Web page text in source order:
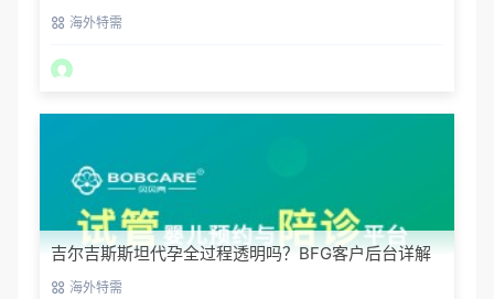
排 海外特需
吉尔吉斯斯坦代孕全过程透明吗？BFG客户后台详解
海外特需